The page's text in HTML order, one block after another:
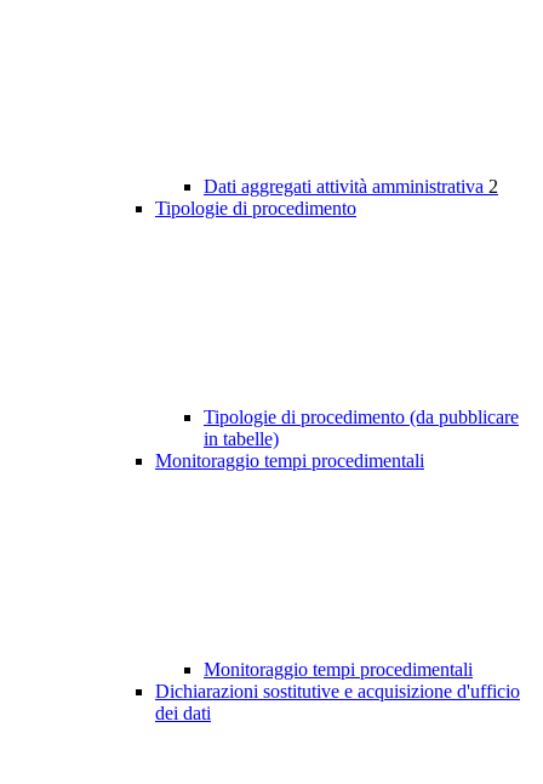
Dati aggregati attività amministrativa 2
Tipologie di procedimento
Tipologie di procedimento (da pubblicare
in tabelle)
Monitoraggio tempi procedimentali
Monitoraggio tempi procedimentali
Dichiarazioni sostitutive e acquisizione d'ufficio
dei dati